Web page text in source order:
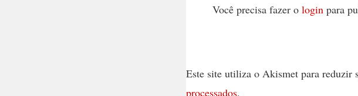
Você precisa fazer o login para
Este site utiliza o Akismet para reduzir
processados.